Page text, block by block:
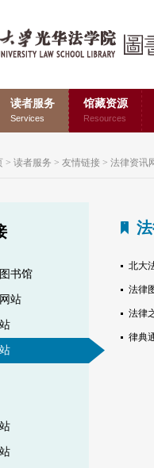
读者服务
Services
馆藏资源
Resources
> 读者服务 > 友情链接 > 法律资讯
书馆
站
北大
法律
法律
律典